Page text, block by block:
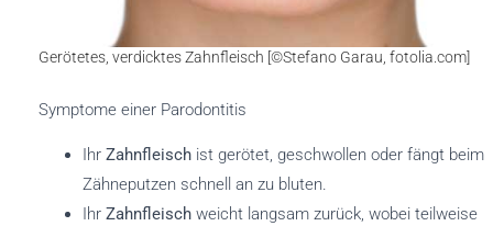
Gerötetes, verdicktes Zahnfleisch [©Stefano Garau, fotolia.com]
Symptome einer Parodontitis
Ihr Zahnfleisch ist gerötet, geschwollen oder fängt beim
Zähneputzen schnell an zu bluten.
Ihr Zahnfleisch weicht langsam zurück, wobei teilweise